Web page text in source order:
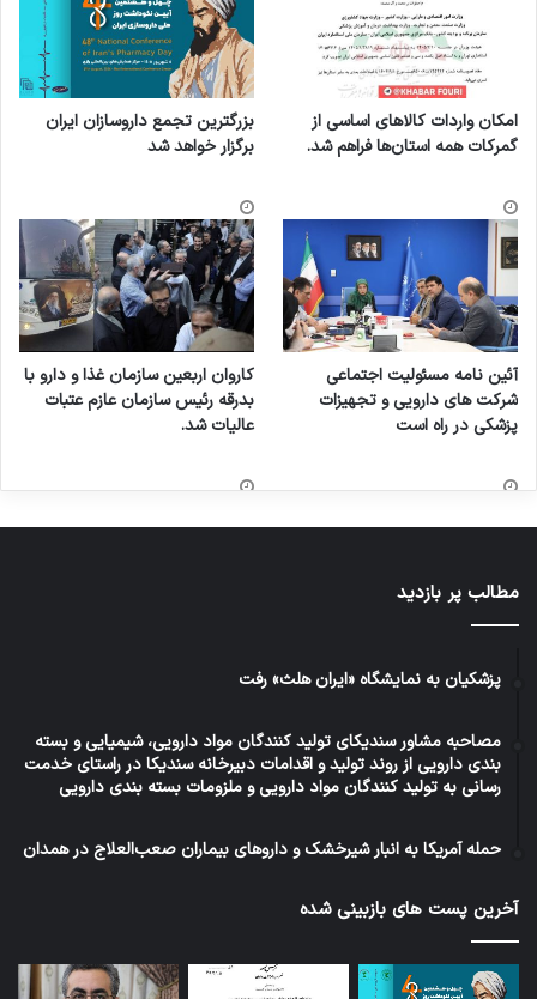
امکان واردات کالاهای اساسی از
گمرکات همه استان‌ها فراهم شد.
بزرگترین تجمع داروسازان ایران
برگزار خواهد شد
آئین نامه مسئولیت اجتماعی
شرکت های دارویی و تجهیزات
پزشکی در راه است
کاروان اربعین سازمان غذا و دارو با
بدرقه رئیس سازمان عازم عتبات
عالیات شد.
مطالب پر بازدید
پزشکیان به نمایشگاه «ایران هلث» رفت
مصاحبه مشاور سندیکای تولید کنندگان مواد دارویی، شیمیایی و بسته
بندی دارویی از روند تولید و اقدامات دبیرخانه سندیکا در راستای خدمت
رسانی به تولید کنندگان مواد دارویی و ملزومات بسته بندی دارویی
حمله آمریکا به انبار شیرخشک و داروهای بیماران صعب‌العلاج در همدان
آخرین پست های بازبینی شده